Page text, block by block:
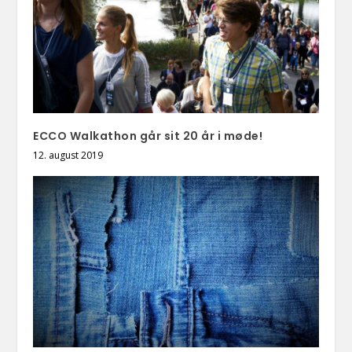
ECCO Walkathon går sit 20 år i møde!
12. august 2019